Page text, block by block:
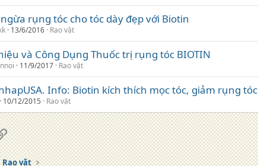
rụng tóc cho tóc dày đẹp với Biotin
13/6/2016 Rao vặt
và Công Dụng Thuốc trị rụng tóc BIOTIN
11/9/2017 Rao vặt
Info: Biotin kích thích mọc tóc, giảm rụng tóc
10/12/2015 Rao vặt
Liên kết
Rao vặt